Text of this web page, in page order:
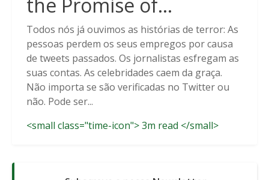
Cookieless Data
Solutions
Todos nós já ouvimos as histórias de terror: As
pessoas perdem os seus empregos por causa
de tweets passados. Os jornalistas esfregam as
suas contas. As celebridades caem da graça.
Não importa se são verificadas no Twitter ou
não. Pode ser...
<small class="time-icon"> 3m read </small>